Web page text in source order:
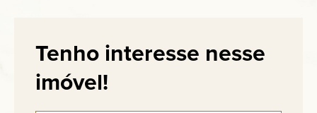
Tenho interesse nesse
imóvel!